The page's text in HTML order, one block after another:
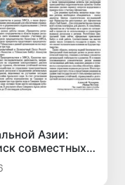
Азии:
совместных